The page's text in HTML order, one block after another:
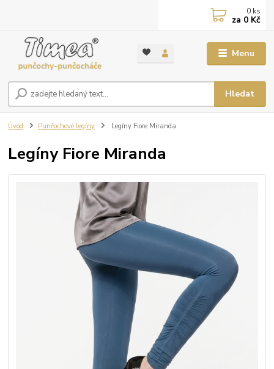
Menu
Hledat
0 ks
za 0 Kč
Úvod Punčochové legíny Legíny Fiore Miranda
Legíny Fiore Miranda